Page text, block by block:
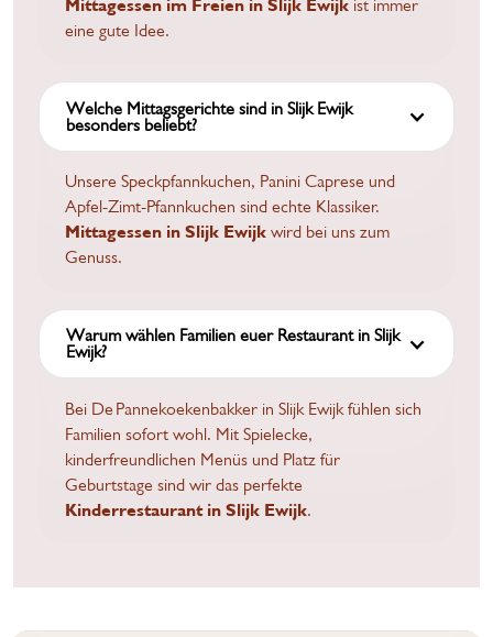
Mittagessen im Freien in Slijk Ewijk ist immer
eine gute Idee.
Welche Mittagsgerichte sind in Slijk Ewijk
besonders beliebt?
Unsere Speckpfannkuchen, Panini Caprese und
Apfel-Zimt-Pfannkuchen sind echte Klassiker.
Mittagessen in Slijk Ewijk wird bei uns zum
Genuss.
Warum wählen Familien euer Restaurant in Slijk
Ewijk?
Bei De Pannekoekenbakker in Slijk Ewijk fühlen sich
Familien sofort wohl. Mit Spielecke,
kinderfreundlichen Menüs und Platz für
Geburtstage sind wir das perfekte
Kinderrestaurant in Slijk Ewijk.